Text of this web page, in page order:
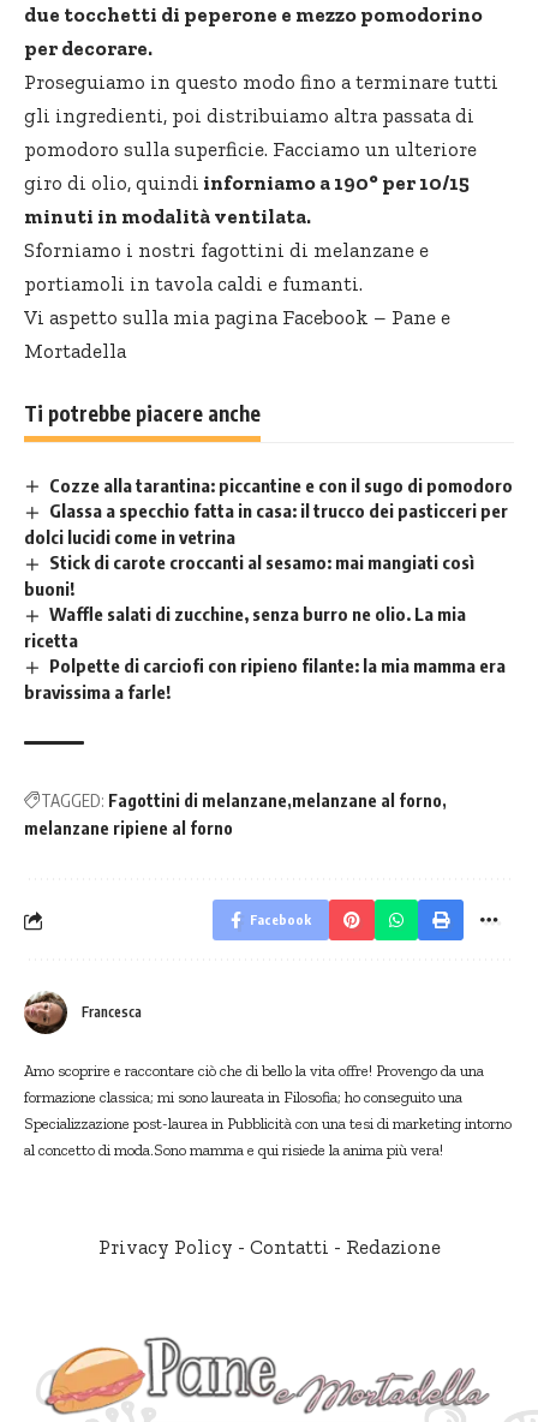
due tocchetti di peperone e mezzo pomodorino
per decorare.
Proseguiamo in questo modo fino a terminare tutti
gli ingredienti, poi distribuiamo altra passata di
pomodoro sulla superficie. Facciamo un ulteriore
giro di olio, quindi inforniamo a 190° per 10/15
minuti in modalità ventilata.
Sforniamo i nostri fagottini di melanzane e
portiamoli in tavola caldi e fumanti.
Vi aspetto sulla mia pagina Facebook – Pane e
Mortadella
Ti potrebbe piacere anche
Cozze alla tarantina: piccantine e con il sugo di pomodoro
Glassa a specchio fatta in casa: il trucco dei pasticceri per
dolci lucidi come in vetrina
Stick di carote croccanti al sesamo: mai mangiati così
buoni!
Waffle salati di zucchine, senza burro ne olio. La mia
ricetta
Polpette di carciofi con ripieno filante: la mia mamma era
bravissima a farle!
TAGGED: Fagottini di melanzane melanzane al forno
melanzane ripiene al forno
Facebook
Francesca
Amo scoprire e raccontare ciò che di bello la vita offre! Provengo da una
formazione classica; mi sono laureata in Filosofia; ho conseguito una
Specializzazione post-laurea in Pubblicità con una tesi di marketing intorno
al concetto di moda.Sono mamma e qui risiede la anima più vera!
Privacy Policy - Contatti - Redazione